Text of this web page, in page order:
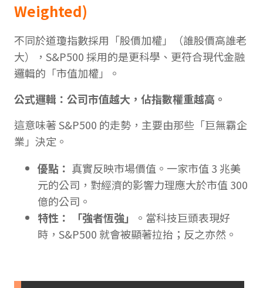
Weighted)
不同於道瓊指數採用「股價加權」（誰股價高誰老
大），S&P500 採用的是更科學、更符合現代金融
邏輯的「市值加權」。
公式邏輯：公司市值越大，佔指數權重越高。
這意味著 S&P500 的走勢，主要由那些「巨無霸企
業」決定。
優點： 真實反映市場價值。一家市值 3 兆美
元的公司，對經濟的影響力理應大於市值 300
億的公司。
特性：
「強者恆強」
。當科技巨頭表現好
時，S&P500 就會被顯著拉抬；反之亦然。